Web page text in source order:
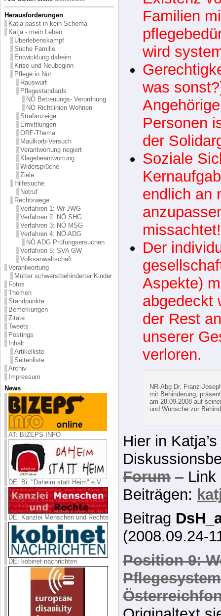
Alle Seiten sieheSeitenliste
Herausforderungen
Katja passt in kein Schema
Katja - mein Leben
Überlebenskampf
Suche Familie
Entwicklung daheim
Krise und Neubeginn
Pflege in Not
Rauswurf
Pflegestandards
NÖ Betreuungs- Verordnung
NÖ Richtlinien Wohnen
Strafanzeige
Ermittlungen
ORF-Thema
Maulkorb-Versuch
Verantwortung negiert
Klagebeantwortung
Widersprüche
Ziele
Hilfesuche
Notruf
Rechtswege
Verfahren 1: Wr JWG
Verfahren 2: NÖ SHG
Verfahren 3: NÖ MSG
Verfahren 4: NÖ ADG
NÖ ADG Prüfungsersuchen
Verfahren 5: SVA GW
Volksanwaltschaft
Verantwortung
Mütter schwerstbehinderter Kinder
Fotos
Themen
Standpunkte
Bemerkungen
Zitate
Tweets
Postings
Inhalt
Artikelliste
Seitenliste
Archiv
Impressum
News
AT: BIZEPS-INFO
DE: Bi. "Daheim statt Heim" e.V.
DE: Kanzlei Menschen und Rechte
DE: kobinet-nachrichten
Existenz
Familien
wird
was
Personen
der
Soziale
endlich an
missachtet!
Der
Aspekte)
der Rest
unserer
NR-Abg Dr. Franz-
mit Behinderung,
am 28.09.2008 auf
und Wünsche zur
Hier in
Forum– Link
Beiträgen:
Beitrag
(2008.09.24-